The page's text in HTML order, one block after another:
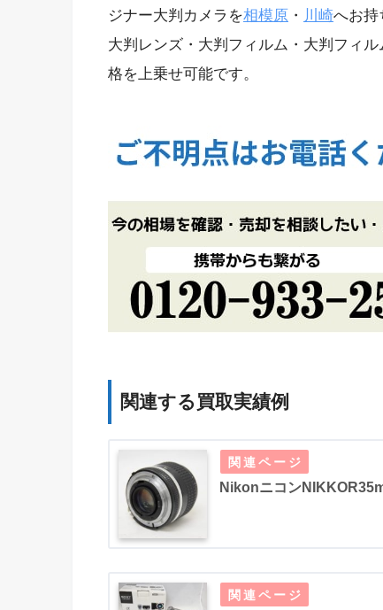
ジナー大判カメラを相模原 ・ 川崎へお持
大判レンズ・大判フィルム・大判フィ
格を上乗せ可能です。
関連する買取実績例
Nikonニコン